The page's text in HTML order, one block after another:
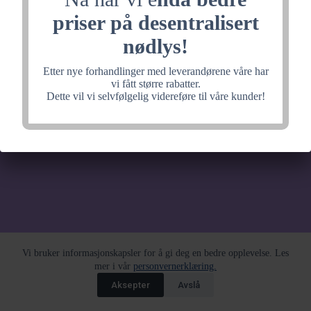
priser på desentralisert
nødlys!
Etter nye forhandlinger med leverandørene våre har
vi fått større rabatter.
Dette vil vi selvfølgelig videreføre til våre kunder!
Vi bruker informasjonskapsler for å gi deg en bedre opplevelse. Les
mer i vår personvernerklæring.
Aksepter
Avslå
noe fantastisk, velkommen
tilbake litt senere.